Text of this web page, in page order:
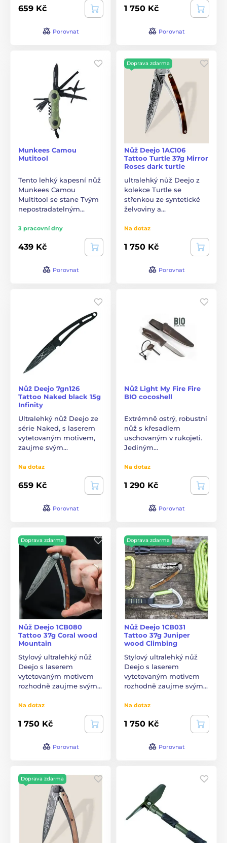
659 Kč
Porovnat
1 750 Kč
Porovnat
Munkees Camou
Mutitool
Tento lehký kapesní nůž
Munkees Camou
Multitool se stane Tvým
nepostradatelným…
3 pracovní dny
439 Kč
Porovnat
Doprava zdarma
Nůž Deejo 1AC106
Tattoo Turtle 37g Mirror
Roses dark turtle
ultralehký nůž Deejo z
kolekce Turtle se
střenkou ze syntetické
želvoviny a…
Na dotaz
1 750 Kč
Porovnat
Nůž Deejo 7gn126
Tattoo Naked black 15g
Infinity
Ultralehký nůž Deejo ze
série Naked, s laserem
vytetovaným motivem,
zaujme svým…
Na dotaz
659 Kč
Porovnat
Nůž Light My Fire Fire
BIO cocoshell
Extrémně ostrý, robustní
nůž s křesadlem
uschovaným v rukojeti.
Jediným…
Na dotaz
1 290 Kč
Porovnat
Doprava zdarma
Nůž Deejo 1CB080
Tattoo 37g Coral wood
Mountain
Stylový ultralehký nůž
Deejo s laserem
vytetovaným motivem
rozhodně zaujme svým…
Na dotaz
1 750 Kč
Porovnat
Doprava zdarma
Nůž Deejo 1CB031
Tattoo 37g Juniper
wood Climbing
Stylový ultralehký nůž
Deejo s laserem
vytetovaným motivem
rozhodně zaujme svým…
Na dotaz
1 750 Kč
Porovnat
Doprava zdarma